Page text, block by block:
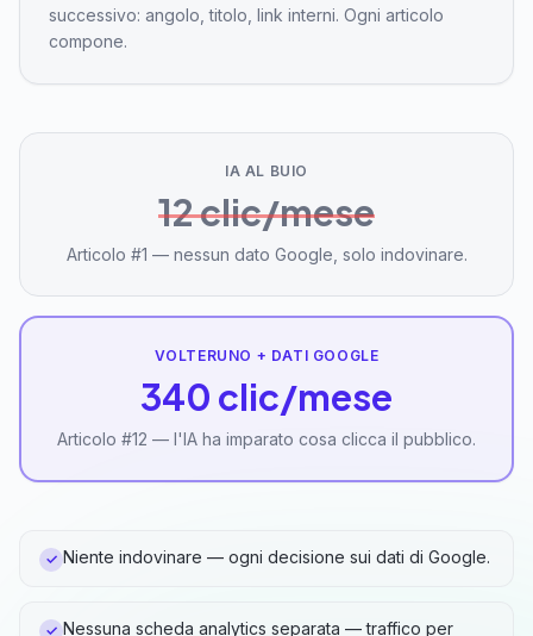
successivo: angolo, titolo, link interni. Ogni articolo
compone.
IA AL BUIO
12 clic/mese
Articolo #1 — nessun dato Google, solo indovinare.
VOLTERUNO + DATI GOOGLE
340 clic/mese
Articolo #12 — l'IA ha imparato cosa clicca il pubblico.
✓ Niente indovinare — ogni decisione sui dati di Google.
✓ Nessuna scheda analytics separata — traffico per